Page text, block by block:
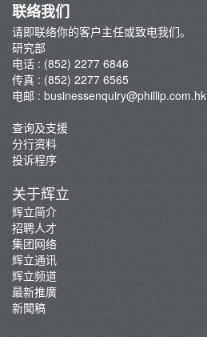
联络我们
请即联络你的客户主任或致电我们。
研究部
电话 : (852) 2277 6846
传真 : (852) 2277 6565
电邮 : businessenquiry@phillip.com.hk
查询及支援
分行资料
投诉程序
关于辉立
辉立简介
招聘人才
集团网络
辉立通讯
辉立频道
最新推廣
新聞稿